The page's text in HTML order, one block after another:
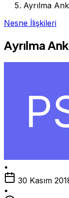
Ayrılma
Nesne İlişkileri
Ayrılma
•
30 Kasım
•